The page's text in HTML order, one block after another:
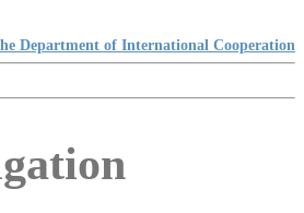
Department of International Cooperation